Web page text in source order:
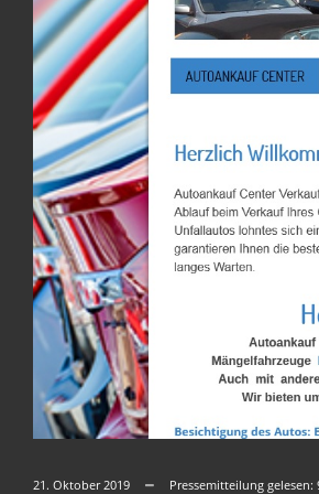
21. Oktober 2019 Pressemitteilung gelesen: